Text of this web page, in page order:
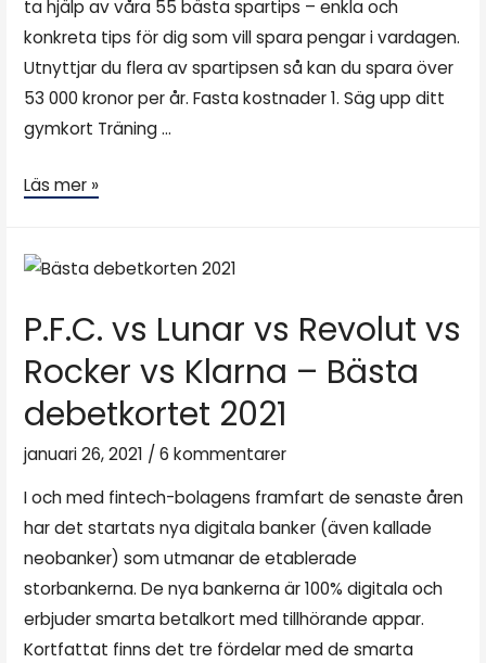
ta hjälp av våra 55 bästa spartips – enkla och
konkreta tips för dig som vill spara pengar i vardagen.
Utnyttjar du flera av spartipsen så kan du spara över
53 000 kronor per år. Fasta kostnader 1. Säg upp ditt
gymkort Träning …
Läs mer »
P.F.C. vs Lunar vs Revolut vs
Rocker vs Klarna – Bästa
debetkortet 2021
januari 26, 2021 /6 kommentarer
I och med fintech-bolagens framfart de senaste åren
har det startats nya digitala banker (även kallade
neobanker) som utmanar de etablerade
storbankerna. De nya bankerna är 100% digitala och
erbjuder smarta betalkort med tillhörande appar.
Kortfattat finns det tre fördelar med de smarta